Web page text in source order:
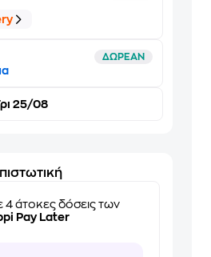
ΔΩΡΕΑΝ
25/08
4 άτοκες δόσεις των
Pay Later